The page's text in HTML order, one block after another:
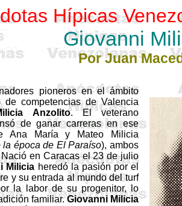
Hípicas
Giovanni
Por Juan
pioneros en el ámbito
de competencias de Valencia
Anzolito. El veterano
de ganar carreras en ese
Ana María y Mateo Milicia
la época de El Paraíso), ambos
en Caracas el 23 de julio
Milicia heredó la pasión por el
y su entrada al mundo del turf
la labor de su progenitor, lo
familiar.Giovanni Milicia